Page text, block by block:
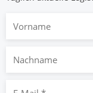
Nachname